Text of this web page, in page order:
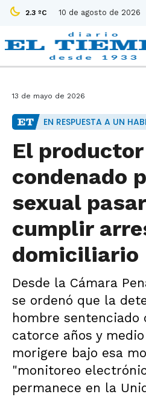
2.3 ºC 10 de agosto de 2026
13 de mayo de 2026
EN RESPUESTA A UN
El
condenado
sexual
cumplir
domiciliario
Desde la Cámara
se ordenó que la
hombre sentenciado
catorce años y
morigere bajo esa
"monitoreo
permanece en la